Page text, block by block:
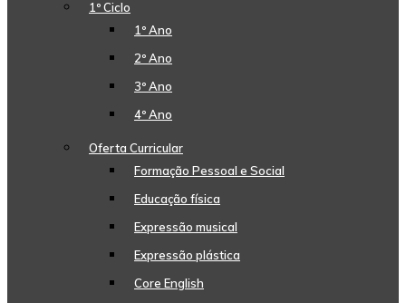
1º Ciclo
1º Ano
2º Ano
3º Ano
4º Ano
Oferta Curricular
Formação Pessoal e Social
Educação física
Expressão musical
Expressão plástica
Core English